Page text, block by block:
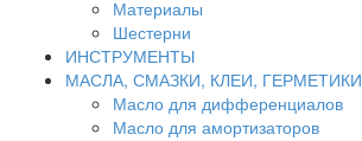
Материалы
Шестерни
ИНСТРУМЕНТЫ
МАСЛА, СМАЗКИ, КЛЕИ, ГЕРМЕТИКИ
Масло для дифференциалов
Масло для амортизаторов